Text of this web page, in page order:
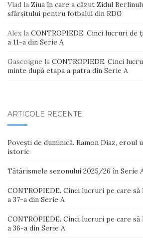
Vlad la Ziua în care a căzut Zidul
sfârșitului pentru fotbalul din RDG
Alex la CONTROPIEDE. Cinci lucruri de
a 11-a din Serie A
Gascoigne la CONTROPIEDE. Cinci
minte după etapa a patra din Serie A
ARTICOLE RECENTE
Povești de duminică. Ramon Diaz, eroul
istoric
Tătărismele sezonului 2025/26 în Serie
CONTROPIEDE. Cinci lucruri pe care
a 37-a din Serie A
CONTROPIEDE. Cinci lucruri pe care
a 36-a din Serie A